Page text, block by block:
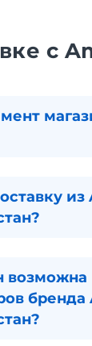
с
из
возможна
бренда